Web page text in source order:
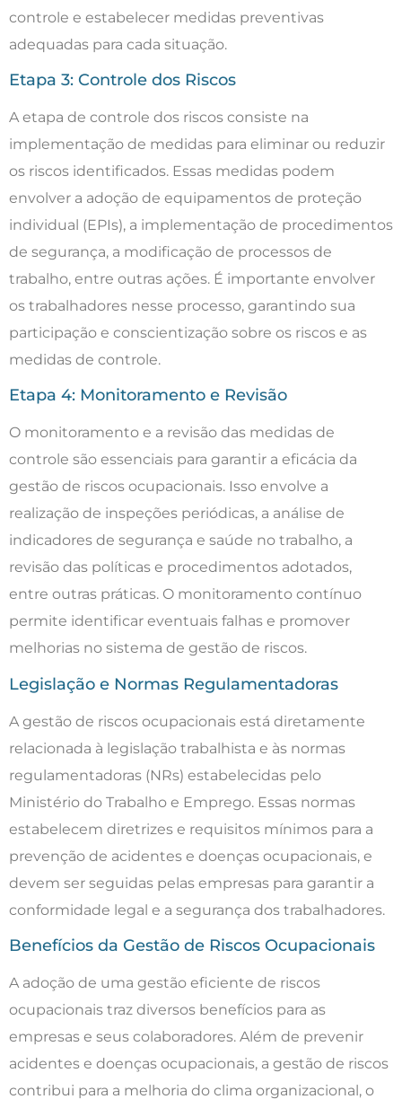
controle e estabelecer medidas preventivas
adequadas para cada situação.
Etapa 3: Controle dos Riscos
A etapa de controle dos riscos consiste na
implementação de medidas para eliminar ou reduzir
os riscos identificados. Essas medidas podem
envolver a adoção de equipamentos de proteção
individual (EPIs), a implementação de procedimentos
de segurança, a modificação de processos de
trabalho, entre outras ações. É importante envolver
os trabalhadores nesse processo, garantindo sua
participação e conscientização sobre os riscos e as
medidas de controle.
Etapa 4: Monitoramento e Revisão
O monitoramento e a revisão das medidas de
controle são essenciais para garantir a eficácia da
gestão de riscos ocupacionais. Isso envolve a
realização de inspeções periódicas, a análise de
indicadores de segurança e saúde no trabalho, a
revisão das políticas e procedimentos adotados,
entre outras práticas. O monitoramento contínuo
permite identificar eventuais falhas e promover
melhorias no sistema de gestão de riscos.
Legislação e Normas Regulamentadoras
A gestão de riscos ocupacionais está diretamente
relacionada à legislação trabalhista e às normas
regulamentadoras (NRs) estabelecidas pelo
Ministério do Trabalho e Emprego. Essas normas
estabelecem diretrizes e requisitos mínimos para a
prevenção de acidentes e doenças ocupacionais, e
devem ser seguidas pelas empresas para garantir a
conformidade legal e a segurança dos trabalhadores.
Benefícios da Gestão de Riscos Ocupacionais
A adoção de uma gestão eficiente de riscos
ocupacionais traz diversos benefícios para as
empresas e seus colaboradores. Além de prevenir
acidentes e doenças ocupacionais, a gestão de riscos
contribui para a melhoria do clima organizacional, o